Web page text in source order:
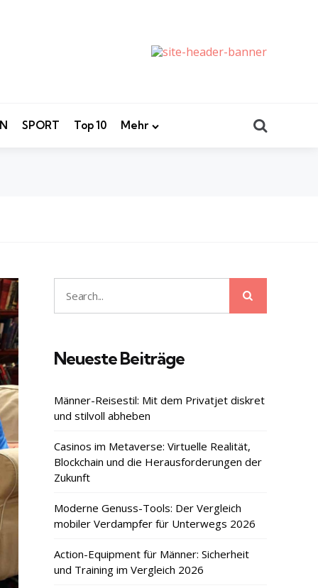
SPORT Top 10 Mehr
Search
for:
Neueste Beiträge
Männer-Reisestil: Mit dem Privatjet diskret
und stilvoll abheben
Casinos im Metaverse: Virtuelle Realität,
Blockchain und die Herausforderungen der
Zukunft
Moderne Genuss-Tools: Der Vergleich
mobiler Verdampfer für Unterwegs 2026
Action-Equipment für Männer: Sicherheit
und Training im Vergleich 2026